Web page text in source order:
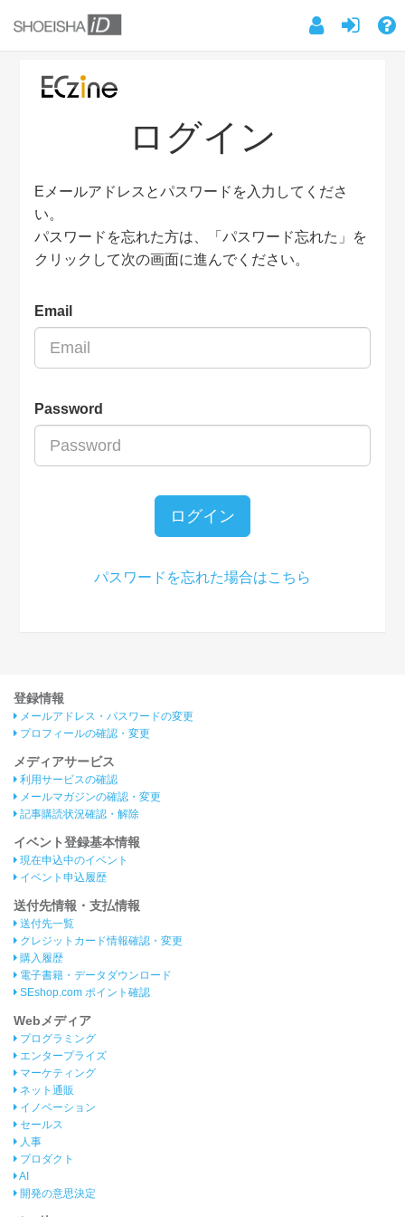
ログイン
Eメールアドレスとパスワードを入力してくださ
い。
パスワードを忘れた方は、「パスワード忘れた」を
クリックして次の画面に進んでください。
Email
Password
ログイン
パスワードを忘れた場合はこちら
登録情報
メールアドレス・パスワードの変更
プロフィールの確認・変更
メディアサービス
利用サービスの確認
メールマガジンの確認・変更
記事購読状況確認・解除
イベント登録基本情報
現在申込中のイベント
イベント申込履歴
送付先情報・支払情報
送付先一覧
クレジットカード情報確認・変更
購入履歴
電子書籍・データダウンロード
SEshop.com ポイント確認
Webメディア
プログラミング
エンタープライズ
マーケティング
ネット通販
イノベーション
セールス
人事
プロダクト
AI
開発の意思決定